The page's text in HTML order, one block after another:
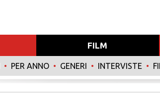
FILM
• PER ANNO • GENERI • INTERVISTE •